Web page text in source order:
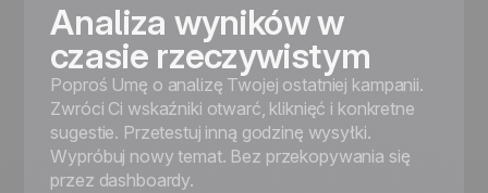
Analiza wyników w
czasie rzeczywistym
Poproś Umę o analizę Twojej ostatniej kampanii.
Zwróci Ci wskaźniki otwarć, kliknięć i konkretne
sugestie. Przetestuj inną godzinę wysyłki.
Wypróbuj nowy temat. Bez przekopywania się
przez dashboardy.